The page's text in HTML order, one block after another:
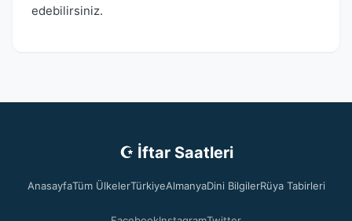
edebilirsiniz.
☪ İftar Saatleri
AnasayfaTüm ÜlkelerTürkiyeAlmanyaDini BilgilerRüya Tabirleri